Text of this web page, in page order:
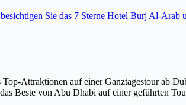
Sie das 7 Sterne Hotel Burj Al-
Attraktionen auf einer Ganztagestour ab
Beste von Abu Dhabi auf einer geführten